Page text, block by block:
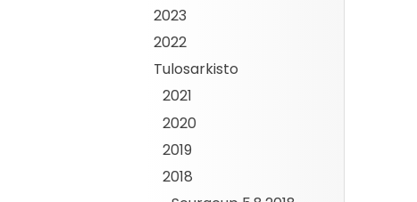
2023
2022
Tulosarkisto
2021
2020
2019
2018